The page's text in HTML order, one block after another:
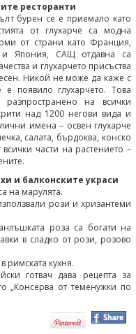
ресторанти
бурен се е приемало като
от глухарче са модна
от страни като Франция,
и Япония, САЩ отдавна са
и глухарчето присъства
Никой не може да каже с
появило глухарчето. Това
на всички
над 1200 негови вида и
имена – освен глухарче
салата, бърдоква, конско
части на растението –
и балконските украси
на марулята.
рози и хризантеми
роза са богати на
в сладко от рози, розово
римската кухня.
готвач дава рецепта за
„Консерва от теменужки по